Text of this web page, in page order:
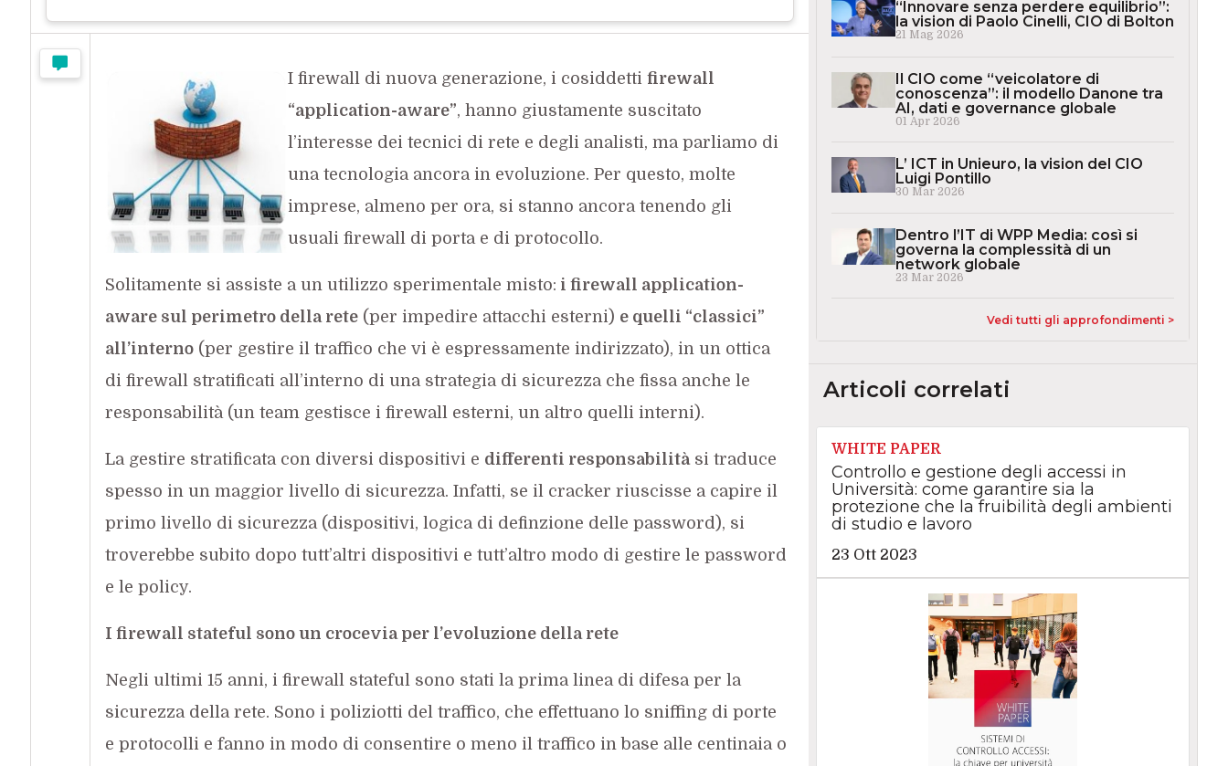
I firewall di nuova generazione, i cosiddetti firewall
“application-aware”, hanno giustamente suscitato
l’interesse dei tecnici di rete e degli analisti, ma parliamo di
una tecnologia ancora in evoluzione. Per questo, molte
imprese, almeno per ora, si stanno ancora tenendo gli
usuali firewall di porta e di protocollo.
Solitamente si assiste a un utilizzo sperimentale misto: i firewall application-
aware sul perimetro della rete(per impedire attacchi esterni) e quelli “classici”
all’interno(per gestire il traffico che vi è espressamente indirizzato), in un ottica
di firewall stratificati all’interno di una strategia di sicurezza che fissa anche le
responsabilità (un team gestisce i firewall esterni, un altro quelli interni).
La gestire stratificata con diversi dispositivi e differenti responsabilitàsi traduce
spesso in un maggior livello di sicurezza. Infatti, se il cracker riuscisse a capire il
primo livello di sicurezza (dispositivi, logica di definzione delle password), si
troverebbe subito dopo tutt’altri dispositivi e tutt’altro modo di gestire le password
e le policy.
I firewall stateful sono un crocevia per l’evoluzione della rete
Negli ultimi 15 anni, i firewall stateful sono stati la prima linea di difesa per la
sicurezza della rete. Sono i poliziotti del traffico, che effettuano lo sniffing di porte
e protocolli e fanno in modo di consentire o meno il traffico in base alle centinaia o
“Innovare senza perdere equilibrio”:
la vision di Paolo Cinelli, CIO di Bolton
21 Mag 2026
Il CIO come “veicolatore di
conoscenza”: il modello Danone tra
AI, dati e governance globale
01 Apr 2026
L’ ICT in Unieuro, la vision del CIO
Luigi Pontillo
30 Mar 2026
Dentro l’IT di WPP Media: così si
governa la complessità di un
network globale
23 Mar 2026
Vedi tutti gli approfondimenti >
Articoli correlati
WHITE PAPER
Controllo e gestione degli accessi in
Università: come garantire sia la
protezione che la fruibilità degli ambienti
di studio e lavoro
23 Ott 2023